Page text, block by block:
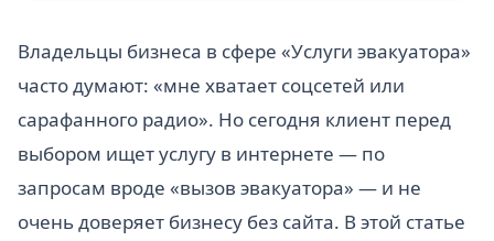
Владельцы бизнеса в сфере «Услуги эвакуатора»
часто думают: «мне хватает соцсетей или
сарафанного радио». Но сегодня клиент перед
выбором ищет услугу в интернете — по
запросам вроде «вызов эвакуатора» — и не
очень доверяет бизнесу без сайта. В этой статье